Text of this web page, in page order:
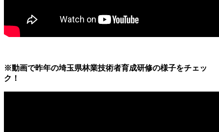
※動画で昨年の埼玉県林業技術者育成研修の様子をチェッ
ク！